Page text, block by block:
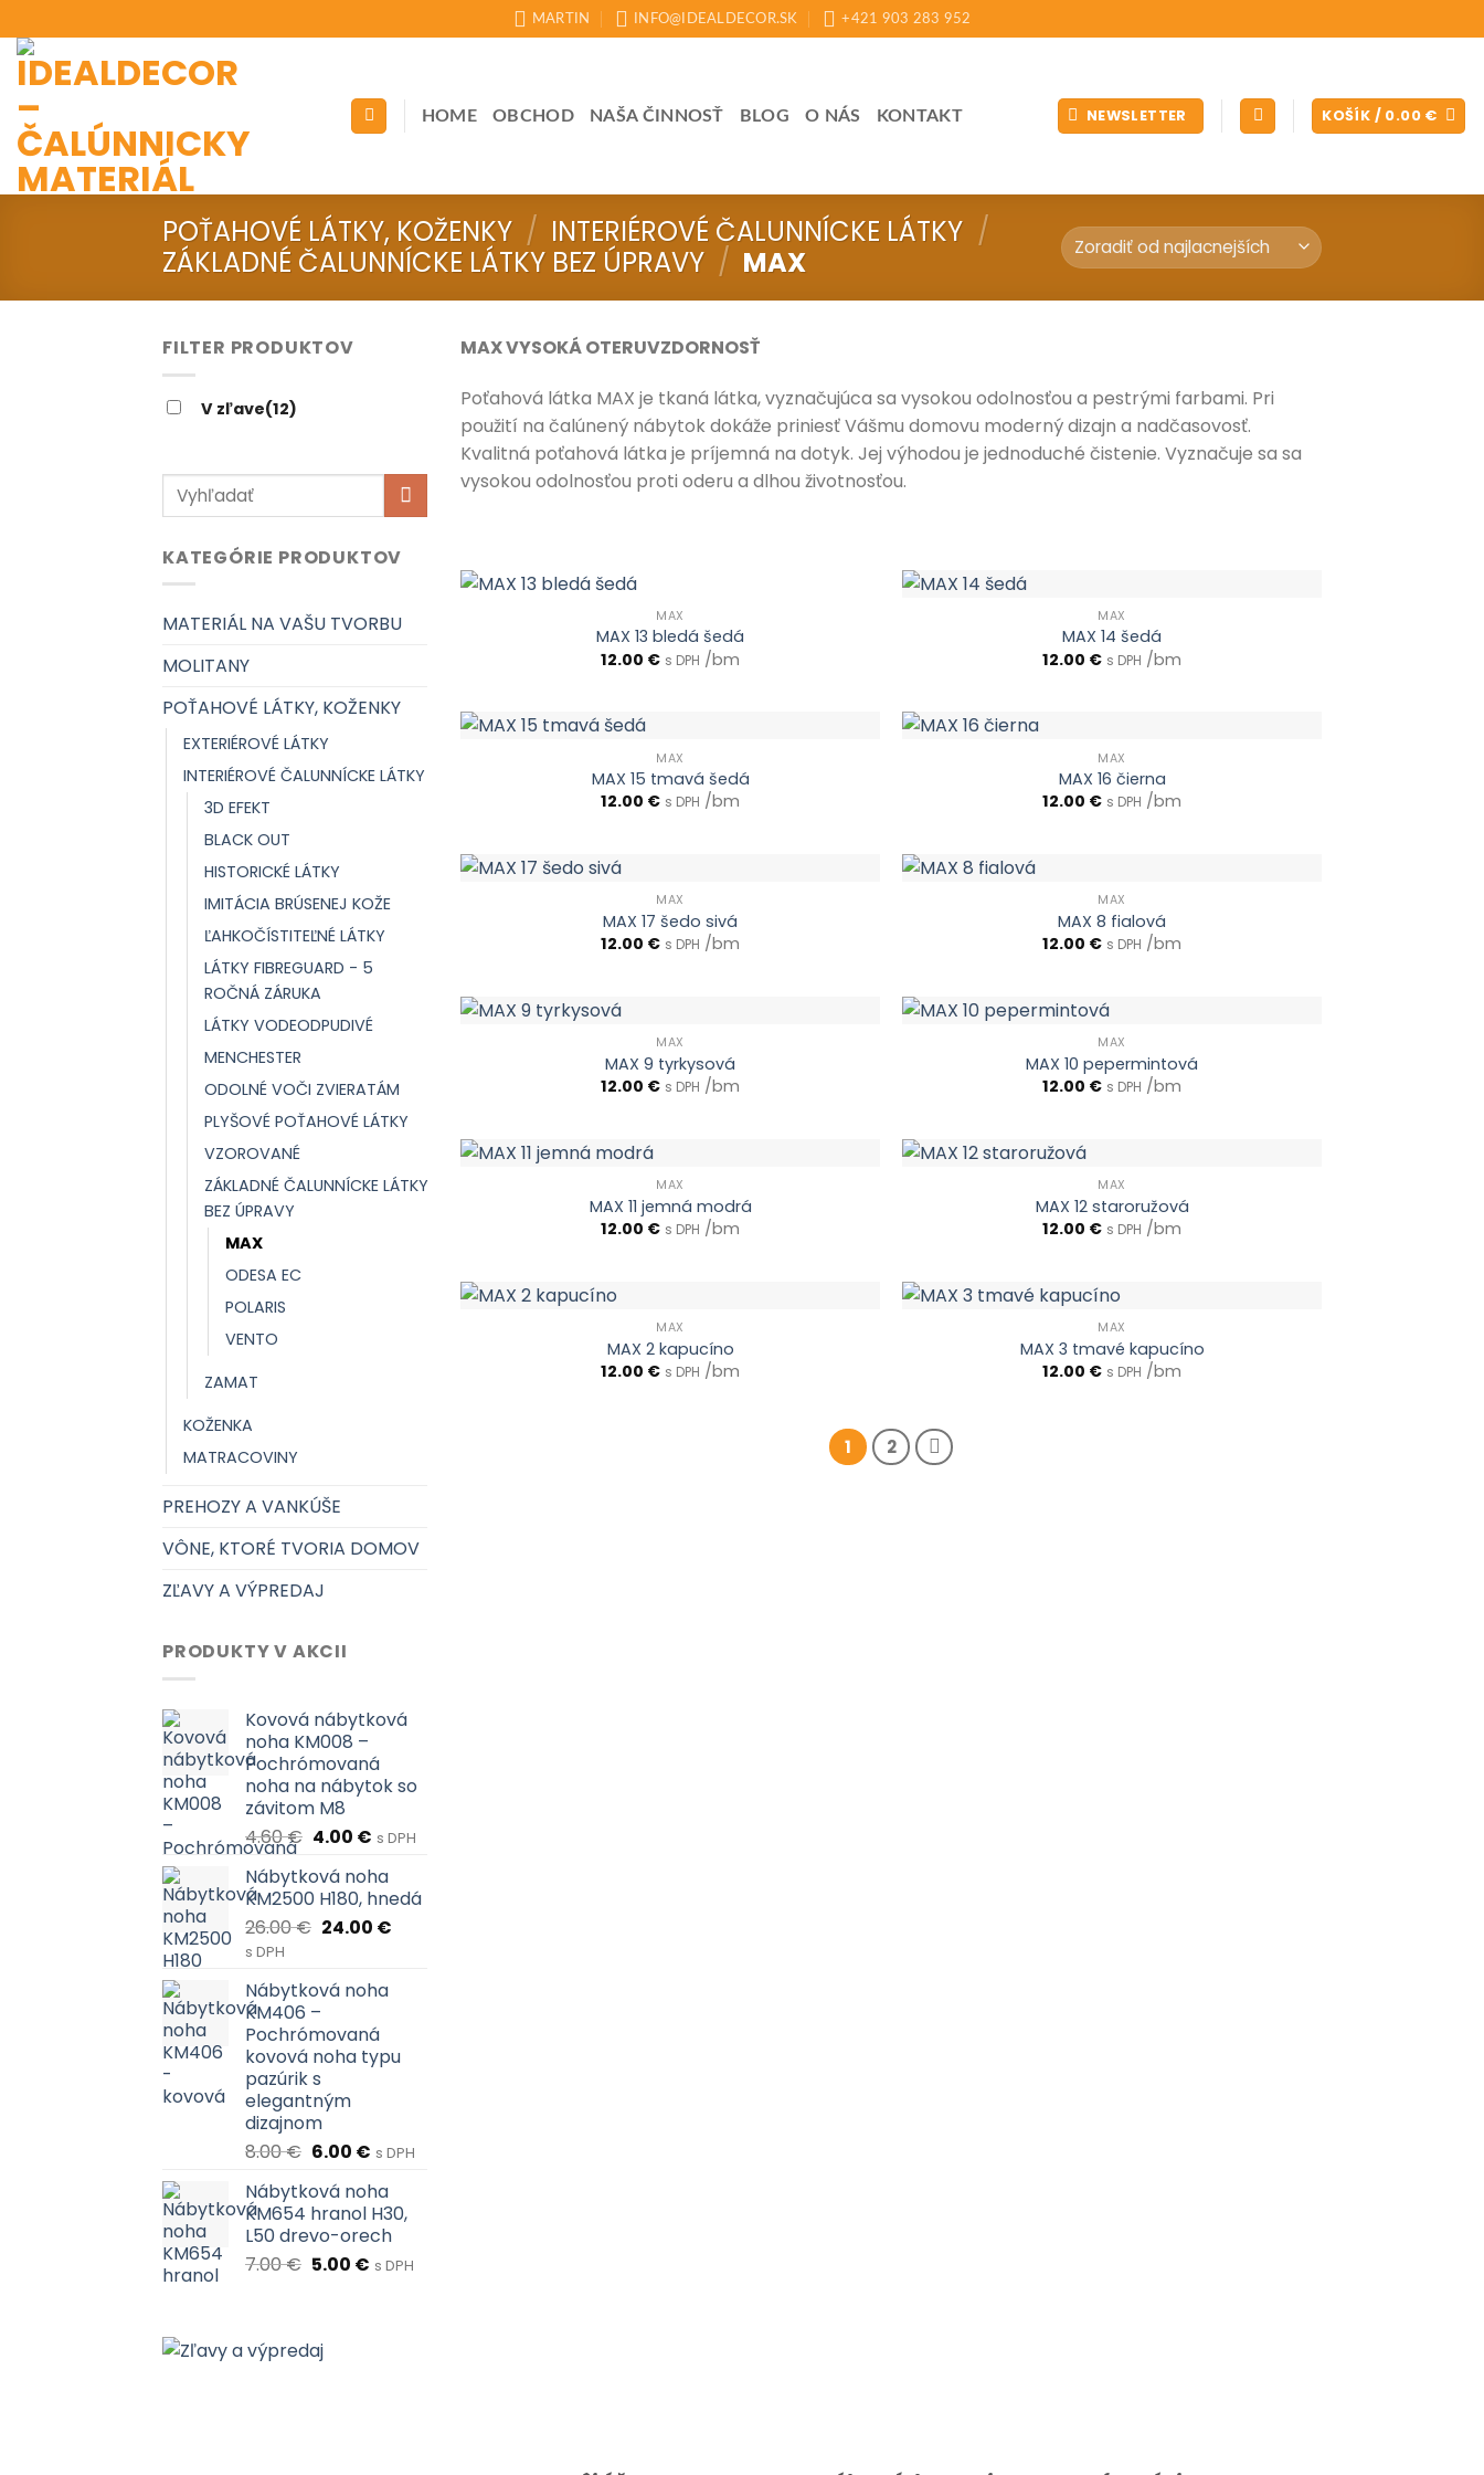
to
content
MARTIN INFO@IDEALDECOR.SK +421 903 283 952
HOME OBCHOD NAŠA ČINNOSŤ BLOG O NÁS KONTAKT NEWSLETTER KOŠÍK / 0.00 €
POŤAHOVÉ LÁTKY, KOŽENKY / INTERIÉROVÉ ČALUNNÍCKE LÁTKY /
ZÁKLADNÉ ČALUNNÍCKE LÁTKY BEZ ÚPRAVY / MAX
FILTER PRODUKTOV
V zľave(12)
Hľadať:
KATEGÓRIE PRODUKTOV
MATERIÁL NA VAŠU TVORBU
MOLITANY
POŤAHOVÉ LÁTKY, KOŽENKY
EXTERIÉROVÉ LÁTKY
INTERIÉROVÉ ČALUNNÍCKE LÁTKY
3D EFEKT
BLACK OUT
HISTORICKÉ LÁTKY
IMITÁCIA BRÚSENEJ KOŽE
ĽAHKOČÍSTITEĽNÉ LÁTKY
LÁTKY FIBREGUARD - 5
ROČNÁ ZÁRUKA
LÁTKY VODEODPUDIVÉ
MENCHESTER
ODOLNÉ VOČI ZVIERATÁM
PLYŠOVÉ POŤAHOVÉ LÁTKY
VZOROVANÉ
ZÁKLADNÉ ČALUNNÍCKE LÁTKY
BEZ ÚPRAVY
MAX
ODESA EC
POLARIS
VENTO
ZAMAT
KOŽENKA
MATRACOVINY
PREHOZY A VANKÚŠE
VÔNE, KTORÉ TVORIA DOMOV
ZĽAVY A VÝPREDAJ
PRODUKTY V AKCII
Kovová nábytková
noha KM008 –
Pochrómovaná
noha na nábytok so
závitom M8
4.60€ Pôvodná
bola:
4.60 €.
4.00 €Aktuálna
je:
4.00 €.
s DPH
Nábytková noha
KM2500 H180, hnedá
26.00€ Pôvodná
26.00 €.
24.00 €Aktuálna
s DPH
Nábytková noha
KM406 –
Pochrómovaná
kovová noha typu
pazúrik s
elegantným
dizajnom
8.00€ Pôvodná
bola:
8.00 €.
6.00 €Aktuálna
je:
6.00 €.
s DPH
Nábytková noha
KM654 hranol H30,
L50 drevo-orech
7.00€ Pôvodná
5.00 €Aktuálna
s DPH
MAX VYSOKÁ OTERUVZDORNOSŤ
Poťahová látka MAX je tkaná látka, vyznačujúca sa vysokou odolnosťou a pestrými farbami. Pri
použití na čalúnený nábytok dokáže priniesť Vášmu domovu moderný dizajn a nadčasovosť.
Kvalitná poťahová látka je príjemná na dotyk. Jej výhodou je jednoduché čistenie. Vyznačuje sa sa
vysokou odolnosťou proti oderu a dlhou životnosťou.
MAX
MAX 13 bledá šedá
12.00 € s DPH /bm
MAX
MAX 14 šedá
12.00 € s DPH /bm
MAX
MAX 15 tmavá šedá
12.00 € s DPH /bm
MAX
MAX 16 čierna
12.00 € s DPH /bm
MAX
MAX 17 šedo sivá
12.00 € s DPH /bm
MAX
MAX 8 fialová
12.00 € s DPH /bm
MAX
MAX 9 tyrkysová
12.00 € s DPH /bm
MAX
MAX 10 pepermintová
12.00 € s DPH /bm
MAX
MAX 11 jemná modrá
12.00 € s DPH /bm
MAX
MAX 12 staroružová
12.00 € s DPH /bm
MAX
MAX 2 kapucíno
12.00 € s DPH /bm
MAX
MAX 3 tmavé kapucíno
12.00 € s DPH /bm
1 2